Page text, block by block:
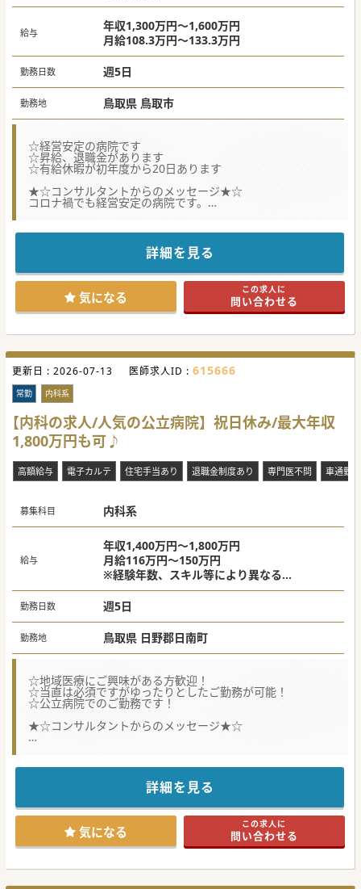
給与
年収1,300万円～1,600万円
月給108.3万円～133.3万円
勤務日数 週5日
勤務地 鳥取県 鳥取市
☆経営安定の病院です
☆昇給、退職金があります
☆有給休暇が初年度から20日あります
★☆コンサルタントからのメッセージ★☆
コロナ禍でも経営安定の病院です。
医局は気にせず入職する事が可能です。
詳細を見る
気になる この求人に
問い合わせる
更新日 : 2026-07-13 医師求人ID : 615666
常勤 内科系
【内科の求人/人気の公立病院】祝日休み/最大年収
1,800万円も可♪
高額給与 電子カルテ 住宅手当あり 退職金制度あり 専門医不問 車通勤可
募集科目 内科系
給与
年収1,400万円～1,800万円
月給116万円～150万円
※経験年数、スキル等により異なる
例：10年目 年収1,400万円程度
勤務日数 週5日
勤務地 鳥取県 日野郡日南町
☆地域医療にご興味がある方歓迎！
☆当直は必須ですがゆったりとしたご勤務が可能！
☆公立病院でのご勤務です！
★☆コンサルタントからのメッセージ★☆
内科を幅広く診られるドクターだとありがたいです♪
詳細を見る
気になる この求人に
問い合わせる